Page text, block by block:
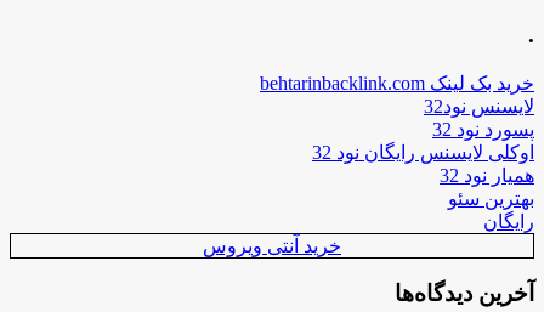
.
خرید بک لینک behtarinbacklink.com
لایسنس نود32
پسورد نود 32
اوکلی لایسنس رایگان نود 32
همیار نود 32
بهترین سئو
رایگان
خرید آنتی ویروس
آخرین دیدگاه‌ها